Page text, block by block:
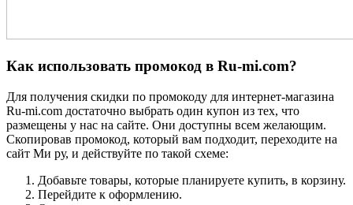
Как использовать промокод в Ru-mi.com?
Для получения скидки по промокоду для интернет-магазина
Ru-mi.com достаточно выбрать один купон из тех, что
размещены у нас на сайте. Они доступны всем желающим.
Скопировав промокод, который вам подходит, переходите на
сайт Ми ру, и действуйте по такой схеме:
Добавьте товары, которые планируете купить, в корзину.
Перейдите к оформлению.